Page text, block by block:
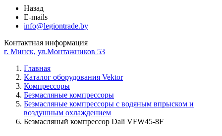
Назад
E-mails
info@legiontrade.by
Контактная информация
г. Минск, ул.Монтажников 53
Главная
Каталог оборудования Vektor
Компрессоры
Безмасляные компрессоры
Безмасляные компрессоры с водяным впрыском и
воздушным охлаждением
Безмасляный компрессор Dali VFW45-8F